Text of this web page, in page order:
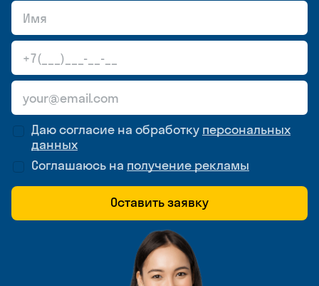
Даю согласие на обработку персональных
данных
Соглашаюсь на получение рекламы
Оставить заявку